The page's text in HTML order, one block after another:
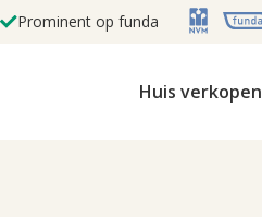
Prominent op funda
Huis verkopen